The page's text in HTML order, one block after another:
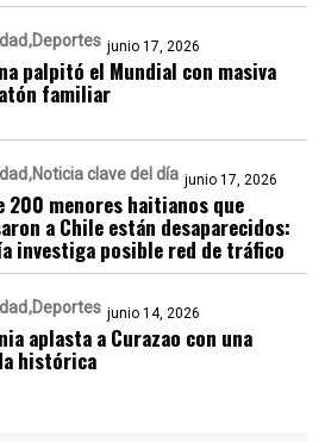
Deportes junio 17, 2026
palpitó el Mundial con masiva
familiar
Noticia clave del día junio 17, 2026
200 menores haitianos que
a Chile están desaparecidos:
investiga posible red de tráfico
Deportes junio 14, 2026
aplasta a Curazao con una
histórica